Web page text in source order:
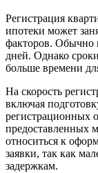
Регистрация
ипотеки может
факторов. Обычно
дней. Однако
больше времени
На скорость
включая
регистрационных
предоставленных
относиться к
заявки, так как
задержкам.